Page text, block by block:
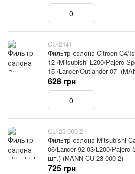
CU 2141
Фильтр салона Citroen C4/
12-/Mitsubishi L200/Pajero
15-/Lancer/Outlander 07-
628 грн
CU 23 000-2
Фильтр салона Mitsubishi
06/Lancer 92-03/L200/Pajero
шт.) (MANN CU 23 000-2)
725 грн